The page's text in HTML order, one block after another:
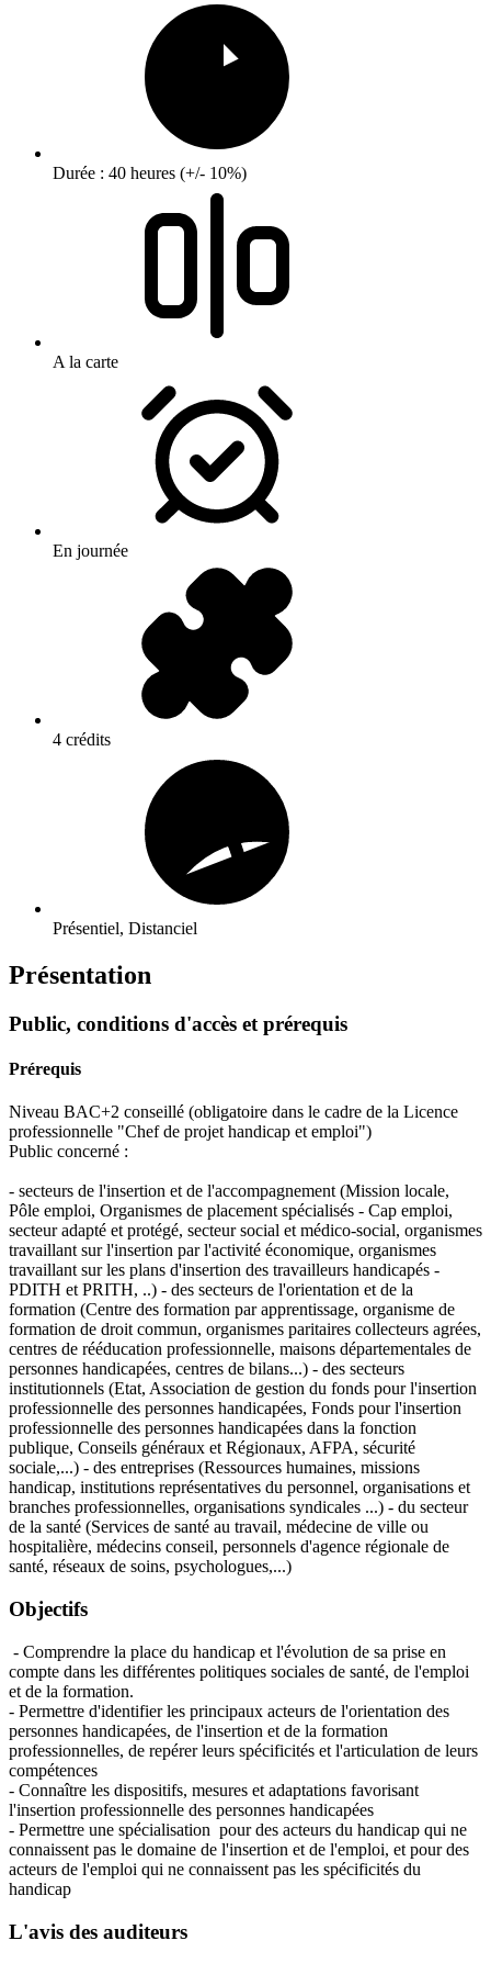
Durée : 40 heures (+/- 10%)
A la carte
En journée
4 crédits
Présentiel, Distanciel
Présentation
Public, conditions d'accès et prérequis
Prérequis
Niveau BAC+2 conseillé (obligatoire dans le cadre de la Licence
professionnelle "Chef de projet handicap et emploi")
Public concerné :
- secteurs de l'insertion et de l'accompagnement (Mission locale,
Pôle emploi, Organismes de placement spécialisés - Cap emploi,
secteur adapté et protégé, secteur social et médico-social, organismes
travaillant sur l'insertion par l'activité économique, organismes
travaillant sur les plans d'insertion des travailleurs handicapés -
PDITH et PRITH, ..) - des secteurs de l'orientation et de la
formation (Centre des formation par apprentissage, organisme de
formation de droit commun, organismes paritaires collecteurs agrées,
centres de rééducation professionnelle, maisons départementales de
personnes handicapées, centres de bilans...) - des secteurs
institutionnels (Etat, Association de gestion du fonds pour l'insertion
professionnelle des personnes handicapées, Fonds pour l'insertion
professionnelle des personnes handicapées dans la fonction
publique, Conseils généraux et Régionaux, AFPA, sécurité
sociale,...) - des entreprises (Ressources humaines, missions
handicap, institutions représentatives du personnel, organisations et
branches professionnelles, organisations syndicales ...) - du secteur
de la santé (Services de santé au travail, médecine de ville ou
hospitalière, médecins conseil, personnels d'agence régionale de
santé, réseaux de soins, psychologues,...)
Objectifs
- Comprendre la place du handicap et l'évolution de sa prise en
compte dans les différentes politiques sociales de santé, de l'emploi
et de la formation.
- Permettre d'identifier les principaux acteurs de l'orientation des
personnes handicapées, de l'insertion et de la formation
professionnelles, de repérer leurs spécificités et l'articulation de leurs
compétences
- Connaître les dispositifs, mesures et adaptations favorisant
l'insertion professionnelle des personnes handicapées
- Permettre une spécialisation pour des acteurs du handicap qui ne
connaissent pas le domaine de l'insertion et de l'emploi, et pour des
acteurs de l'emploi qui ne connaissent pas les spécificités du
handicap
L'avis des auditeurs